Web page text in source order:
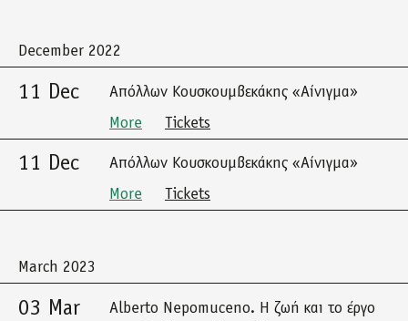
December 2022
11 Dec
Απόλλων Κουσκουμβεκάκης «Αίνιγμα»
More
Tickets
11 Dec
Απόλλων Κουσκουμβεκάκης «Αίνιγμα»
More
Tickets
March 2023
03 Mar
Alberto Nepomuceno. Η ζωή και το έργο